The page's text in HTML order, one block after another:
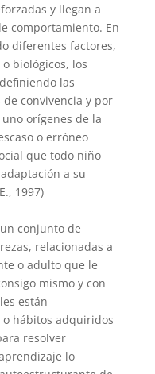
y llegan a
comportamiento. En
diferentes factores,
biológicos, los
las
convivencia y por
orígenes de la
o erróneo
que todo niño
a su
1997)
conjunto de
relacionadas a
o adulto que le
mismo y con
están
o hábitos adquiridos
resolver
lo